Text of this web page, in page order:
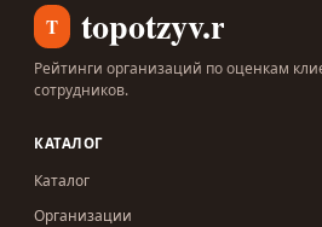
T topotzyv.ru
Рейтинги организаций по оценкам
сотрудников.
КАТАЛОГ
Каталог
Организации